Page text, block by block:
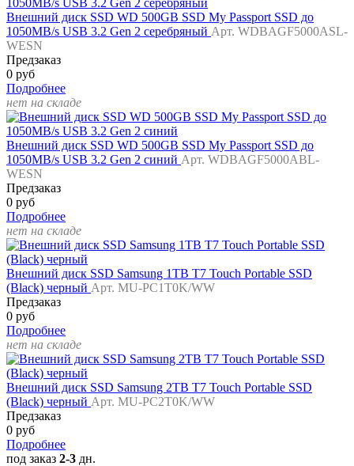
Внешний диск SSD WD 500GB SSD My Passport SSD до
1050MB/s USB 3.2 Gen 2 серебряный Арт. WDBAGF5000ASL-
WESN
Предзаказ
0 руб
Подробнее
нет на складе
Внешний диск SSD WD 500GB SSD My Passport SSD до
1050MB/s USB 3.2 Gen 2 синий Арт. WDBAGF5000ABL-
WESN
Предзаказ
0 руб
Подробнее
нет на складе
Внешний диск SSD Samsung 1TB T7 Touch Portable SSD
(Black) черный Арт. MU-PC1T0K/WW
Предзаказ
0 руб
Подробнее
нет на складе
Внешний диск SSD Samsung 2TB T7 Touch Portable SSD
(Black) черный Арт. MU-PC2T0K/WW
Предзаказ
0 руб
Подробнее
под заказ 2-3 дн.